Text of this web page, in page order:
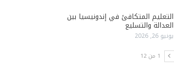
التعليم المتكافئ في إندونيسيا بين
العدالة والتسليع
يونيو 26, 2026
1 من 12